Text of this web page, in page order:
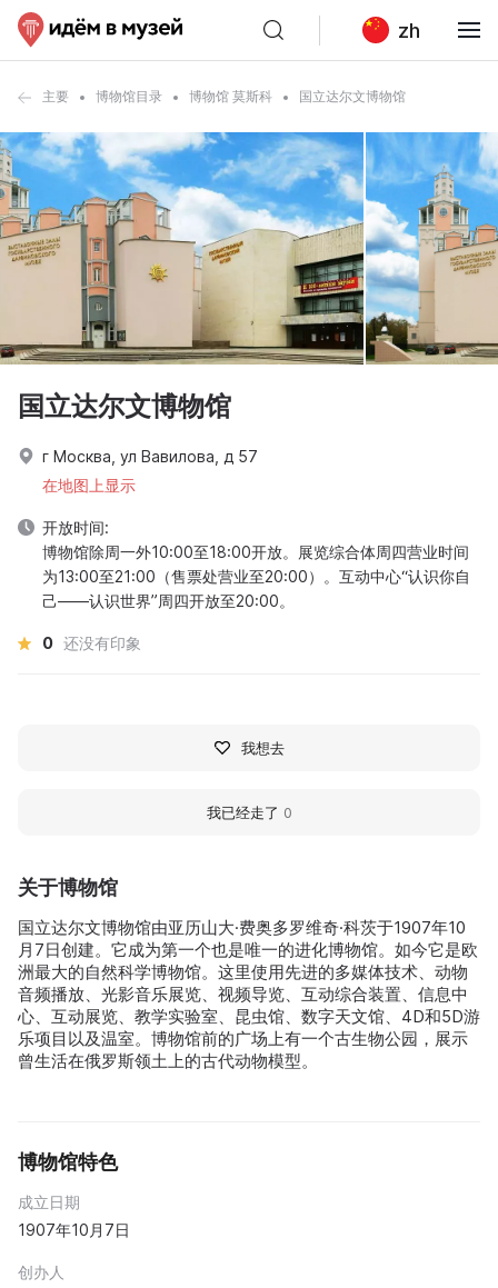
zh
主要 博物馆目录 博物馆 莫斯科 国立达尔文博物馆
关于博物馆
国立达尔文博物馆由亚历山大·费奥多罗维奇·科茨于1907年10
月7日创建。它成为第一个也是唯一的进化博物馆。如今它是欧
洲最大的自然科学博物馆。这里使用先进的多媒体技术、动物
音频播放、光影音乐展览、视频导览、互动综合装置、信息中
心、互动展览、教学实验室、昆虫馆、数字天文馆、4D和5D游
乐项目以及温室。博物馆前的广场上有一个古生物公园，展示
曾生活在俄罗斯领土上的古代动物模型。
博物馆特色
成立日期
1907年10月7日
创办人
国立达尔文博物馆
г Москва, ул Вавилова, д 57
在地图上显示
开放时间:
博物馆除周一外10:00至18:00开放。展览综合体周四营业时间
为13:00至21:00（售票处营业至20:00）。互动中心“认识你自
己——认识世界”周四开放至20:00。
0 还没有印象
我想去
我已经走了 0